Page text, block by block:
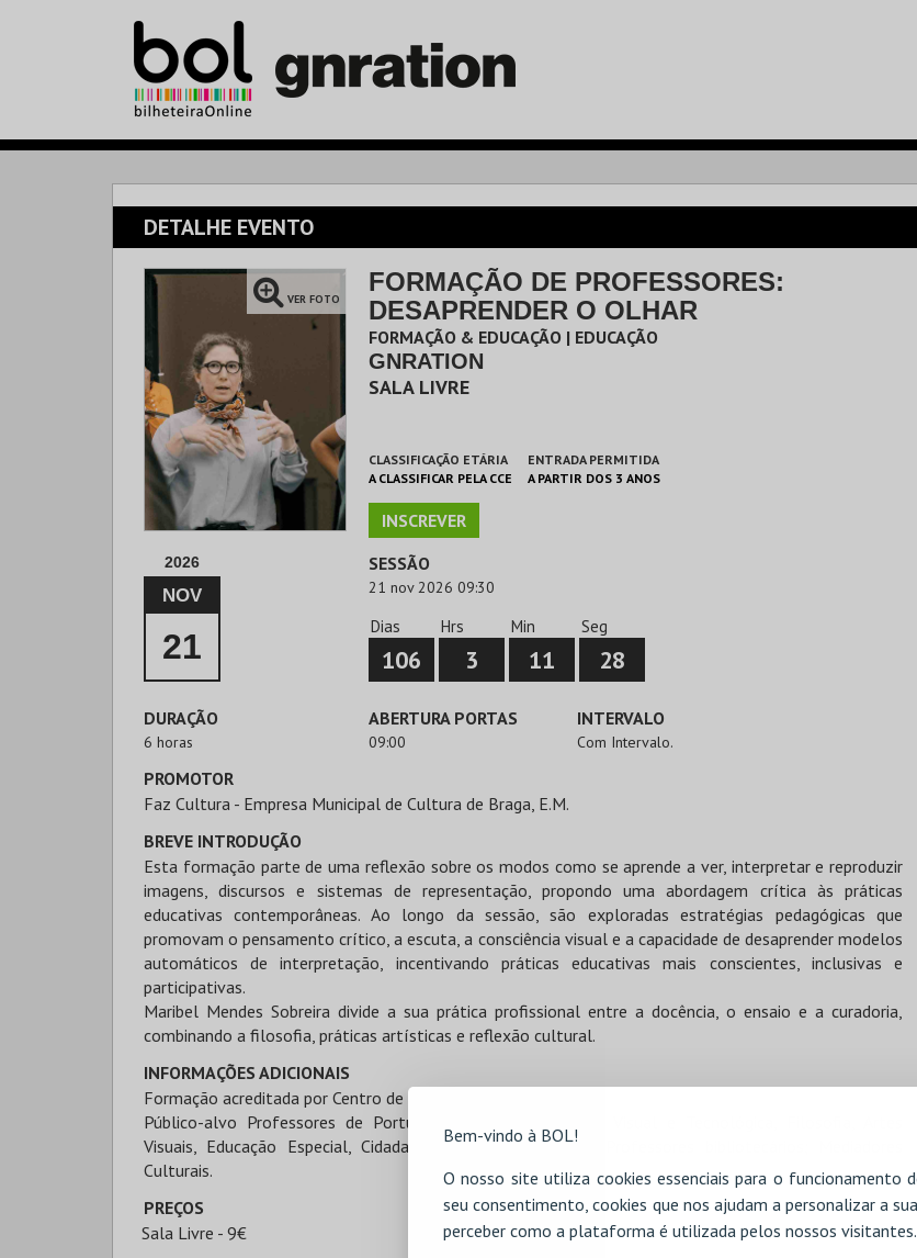
Bem-vindo à BOL!
O nosso site utiliza cookies essenciais para o funcionamento
seu consentimento, cookies que nos ajudam a personalizar a
perceber como a plataforma é utilizada pelos nossos visitantes.
DETALHE EVENTO
VER FOTO
FORMAÇÃO DE PROFESSORES:
DESAPRENDER O OLHAR
FORMAÇÃO & EDUCAÇÃO | EDUCAÇÃO
GNRATION
SALA LIVRE
CLASSIFICAÇÃO ETÁRIA
A CLASSIFICAR PELA CCE
ENTRADA PERMITIDA
A PARTIR DOS 3 ANOS
INSCREVER
2026
NOV
21
SESSÃO
21 nov 2026 09:30
Dias
106
Hrs
3
Min
11
Seg
28
DURAÇÃO
6 horas
ABERTURA PORTAS
09:00
INTERVALO
Com Intervalo.
PROMOTOR
Faz Cultura - Empresa Municipal de Cultura de Braga, E.M.
BREVE INTRODUÇÃO
Esta formação parte de uma reflexão sobre os modos como se aprende a ver, interpretar e reproduzir
imagens, discursos e sistemas de representação, propondo uma abordagem crítica às práticas
educativas contemporâneas. Ao longo da sessão, são exploradas estratégias pedagógicas que
promovam o pensamento crítico, a escuta, a consciência visual e a capacidade de desaprender modelos
automáticos de interpretação, incentivando práticas educativas mais conscientes, inclusivas e
participativas.
Maribel Mendes Sobreira divide a sua prática profissional entre a docência, o ensaio e a curadoria,
combinando a filosofia, práticas artísticas e reflexão cultural.
INFORMAÇÕES ADICIONAIS
Formação acreditada por Centro de Formação.
Público-alvo Professores de Português, História, Educação Visual e Tecnológica, Filosofia, Artes
Visuais, Educação Especial, Cidadania e Desenvolvimento; Professores bibliotecários; Mediadores
Culturais.
PREÇOS
Sala Livre - 9€